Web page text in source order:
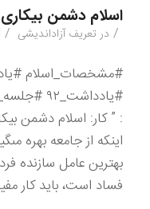
اسلام دشمن
/ در تعریف آزاداندیشی /
#مشخصات_اسلام
: ” كار: اسلام دشمن
اينكه از جامعه بهره
بهترين عامل سازنده
فساد است، بايد كار